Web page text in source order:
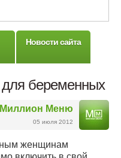
Новости сайта
беременных
Миллион Меню
05 июля 2012
женщинам